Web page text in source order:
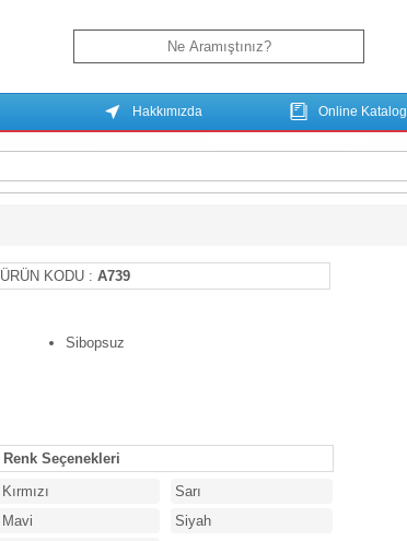
Hakkımızda Online Katalog
ÜRÜN KODU : A739
Sibopsuz
Renk Seçenekleri
Kırmızı
Sarı
Mavi
Siyah